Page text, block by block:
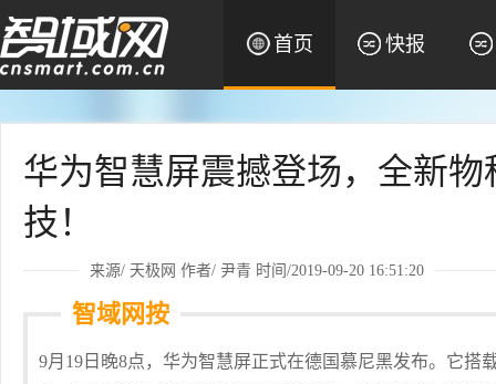
首页 快报
华为智慧屏震撼登场，全新
技！
来源/ 天极网 作者/ 尹青 时间/2019-09-20 16:51:20
智域网按
9月19日晚8点，华为智慧屏正式在德国慕尼黑发布。它搭